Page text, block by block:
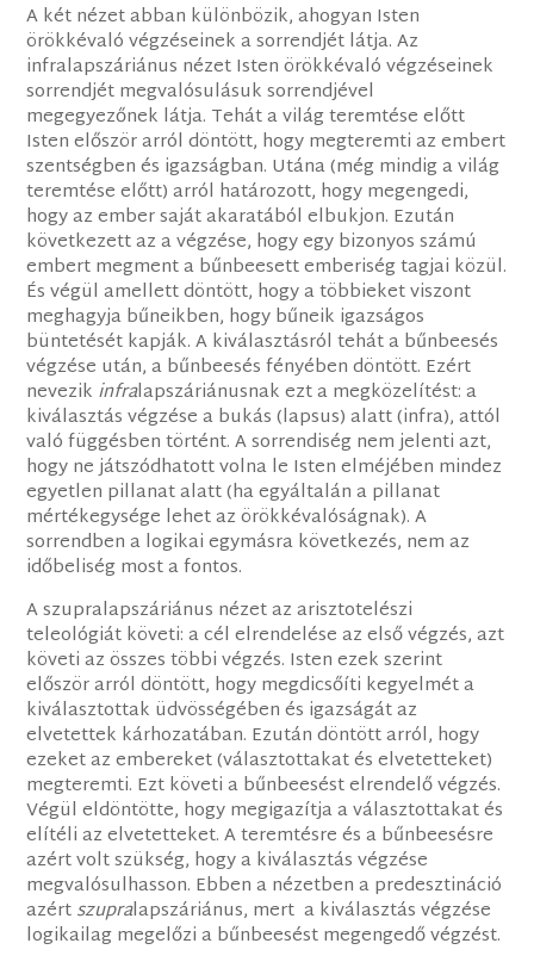
A két nézet abban különbözik, ahogyan Isten
örökkévaló végzéseinek a sorrendjét látja. Az
infralapszáriánus nézet Isten örökkévaló végzéseinek
sorrendjét megvalósulásuk sorrendjével
megegyezőnek látja. Tehát a világ teremtése előtt
Isten először arról döntött, hogy megteremti az embert
szentségben és igazságban. Utána (még mindig a világ
teremtése előtt) arról határozott, hogy megengedi,
hogy az ember saját akaratából elbukjon. Ezután
következett az a végzése, hogy egy bizonyos számú
embert megment a bűnbeesett emberiség tagjai közül.
És végül amellett döntött, hogy a többieket viszont
meghagyja bűneikben, hogy bűneik igazságos
büntetését kapják. A kiválasztásról tehát a bűnbeesés
végzése után, a bűnbeesés fényében döntött. Ezért
nevezik infralapszáriánusnak ezt a megközelítést: a
kiválasztás végzése a bukás (lapsus) alatt (infra), attól
való függésben történt. A sorrendiség nem jelenti azt,
hogy ne játszódhatott volna le Isten elméjében mindez
egyetlen pillanat alatt (ha egyáltalán a pillanat
mértékegysége lehet az örökkévalóságnak). A
sorrendben a logikai egymásra következés, nem az
időbeliség most a fontos.
A szupralapszáriánus nézet az arisztotelészi
teleológiát követi: a cél elrendelése az első végzés, azt
követi az összes többi végzés. Isten ezek szerint
először arról döntött, hogy megdicsőíti kegyelmét a
kiválasztottak üdvösségében és igazságát az
elvetettek kárhozatában. Ezután döntött arról, hogy
ezeket az embereket (választottakat és elvetetteket)
megteremti. Ezt követi a bűnbeesést elrendelő végzés.
Végül eldöntötte, hogy megigazítja a választottakat és
elítéli az elvetetteket. A teremtésre és a bűnbeesésre
azért volt szükség, hogy a kiválasztás végzése
megvalósulhasson. Ebben a nézetben a predesztináció
azértszupralapszáriánus, mert a kiválasztás végzése
logikailag megelőzi a bűnbeesést megengedő végzést.